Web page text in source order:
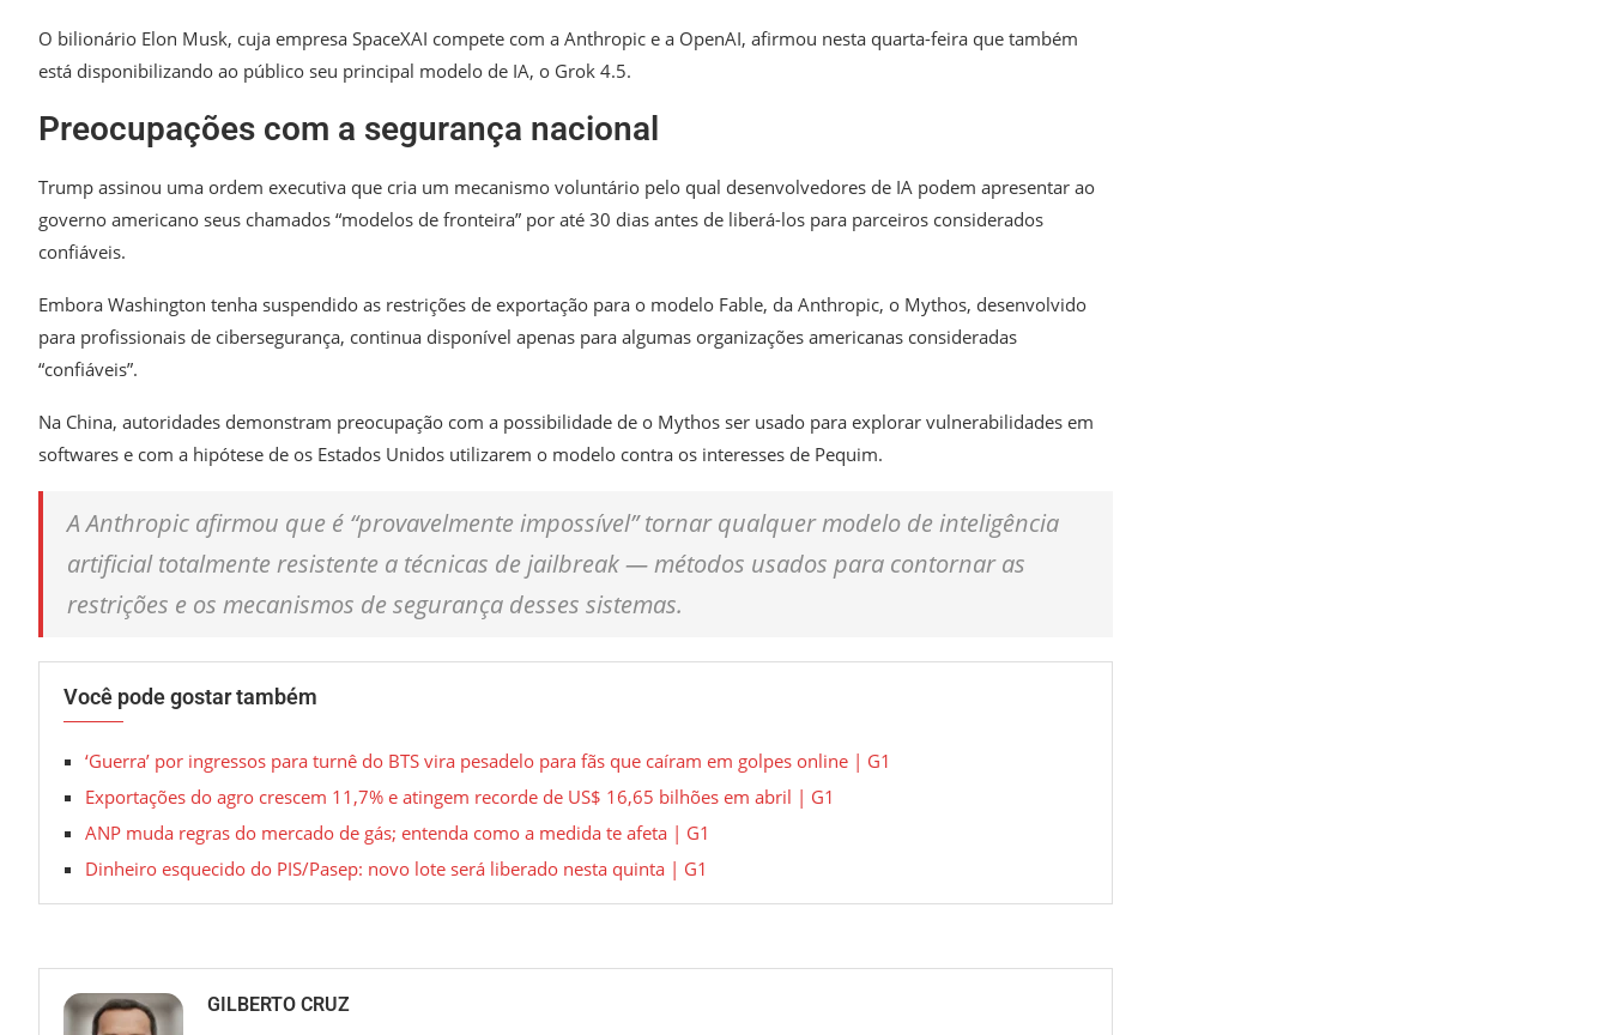
O bilionário Elon Musk, cuja empresa SpaceXAI compete com a Anthropic e a OpenAI, afirmou nesta quarta-feira que também
está disponibilizando ao público seu principal modelo de IA, o Grok 4.5.
Preocupações com a segurança nacional
Trump assinou uma ordem executiva que cria um mecanismo voluntário pelo qual desenvolvedores de IA podem apresentar ao
governo americano seus chamados “modelos de fronteira” por até 30 dias antes de liberá-los para parceiros considerados
confiáveis.
Embora Washington tenha suspendido as restrições de exportação para o modelo Fable, da Anthropic, o Mythos, desenvolvido
para profissionais de cibersegurança, continua disponível apenas para algumas organizações americanas consideradas
“confiáveis”.
Na China, autoridades demonstram preocupação com a possibilidade de o Mythos ser usado para explorar vulnerabilidades em
softwares e com a hipótese de os Estados Unidos utilizarem o modelo contra os interesses de Pequim.
A Anthropic afirmou que é “provavelmente impossível” tornar qualquer modelo de inteligência
artificial totalmente resistente a técnicas de jailbreak — métodos usados para contornar as
restrições e os mecanismos de segurança desses sistemas.
Você pode gostar também
‘Guerra’ por ingressos para turnê do BTS vira pesadelo para fãs que caíram em golpes online | G1
Exportações do agro crescem 11,7% e atingem recorde de US$ 16,65 bilhões em abril | G1
ANP muda regras do mercado de gás; entenda como a medida te afeta | G1
Dinheiro esquecido do PIS/Pasep: novo lote será liberado nesta quinta | G1
GILBERTO CRUZ